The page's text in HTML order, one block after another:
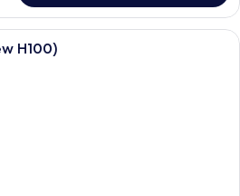
Een slaapkamer met een groot bed,
H100)